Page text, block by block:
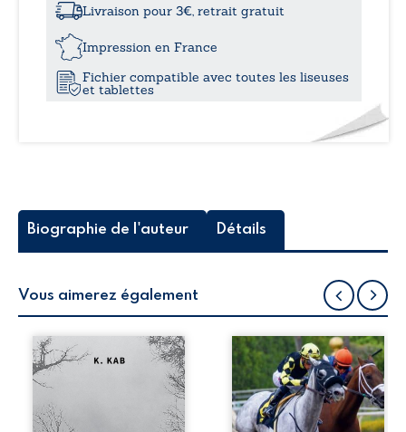
de
Livraison pour 3€, retrait gratuit
Impression en France
Fichier compatible avec toutes les liseuses
et tablettes
Biographie de l'auteur Détails
Vous aimerez également
Éclats de
conscience
interroge notre
à
À l’hippodrome, le
narrateur partage
une journée
mémorable avec
Monique, un lieu